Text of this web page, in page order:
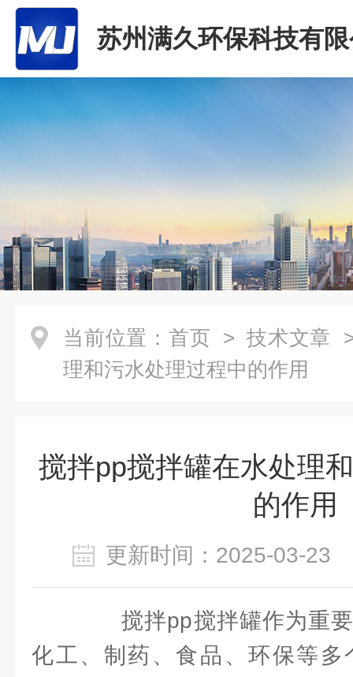
苏州满久环保科技有
当前位置： 首页 > 技术文章
理和污水处理过程中的作用
搅拌pp搅拌罐在水处理
的作用
更新时间：2025-03-
搅拌pp搅拌罐作为重要
化工、制药、食品、环保等多